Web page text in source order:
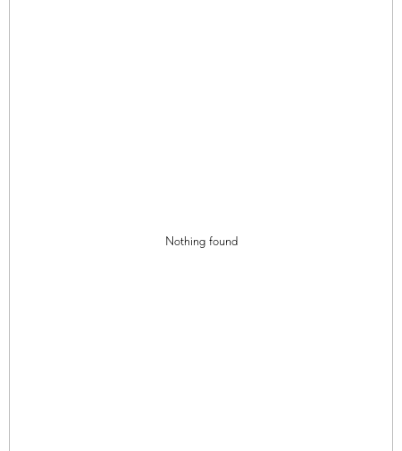
Nothing found